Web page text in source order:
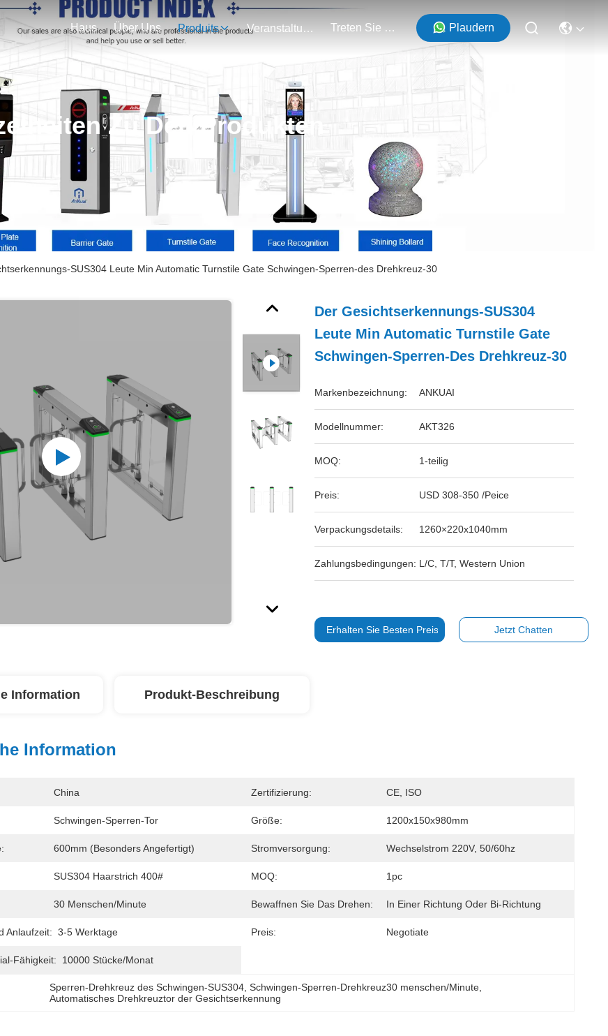
Haus Über Uns Produits Veranstaltungen Treten Sie Mit Uns In Verbindung Plaudern
Zu Den Produkten
SUS304 Leute Min Automatic Turnstile Gate Schwingen-Sperren-des Drehkreuz-30
Der Gesichtserkennungs-SUS304
Leute Min Automatic Turnstile Gate
Schwingen-Sperren-Des Drehkreuz-30
Markenbezeichnung: ANKUAI
Modellnummer: AKT326
MOQ: 1-teilig
Preis: USD 308-350 /Peice
Verpackungsdetails: 1260×220x1040mm
Zahlungsbedingungen: L/C, T/T, Western Union
Erhalten Sie Besten Preis Jetzt Chatten
Information Produkt-Beschreibung
Information
China Zertifizierung: CE, ISO
Schwingen-Sperren-Tor Größe: 1200x150x980mm
600mm (besonders Angefertigt) Stromversorgung: Wechselstrom 220V, 50/60hz
SUS304 Haarstrich 400# MOQ: 1pc
30 Menschen/Minute Bewaffnen Sie Das Drehen: In Einer Richtung Oder Bi-Richtung
Anlaufzeit: 3-5 Werktage Preis: Negotiate
Fähigkeit: 10000 Stücke/Monat
Sperren-Drehkreuz des Schwingen-SUS304 , Schwingen-Sperren-Drehkreuz30 menschen/Minute
Automatisches Drehkreuztor der Gesichtserkennung